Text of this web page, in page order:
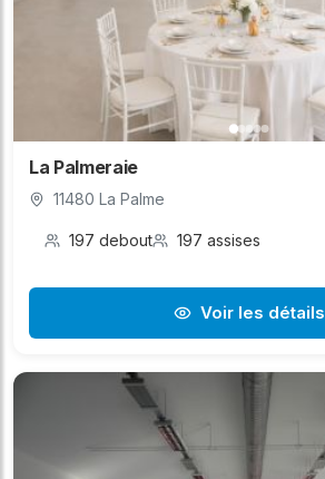
La Palmeraie
11480 La Palme
197 debout 197 assises
Voir les détails